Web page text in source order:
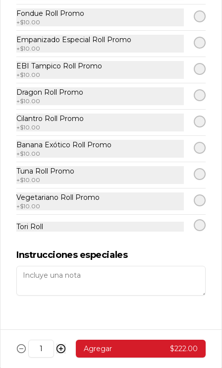
Atún, masago, salsa dinamita, cebollín
Anguila, queso crema, pepino y salsa
$145.00
Camarones roca, aguacate, masago y
queso enchipotlado 1 pz.
Makis
Avocado Cucumber Roll
$139.00
Fondue Roll Promo
+$10.00
Empanizado Especial Roll Promo
+$10.00
EBI Tampico Roll Promo
+$10.00
Dragon Roll Promo
+$10.00
Cilantro Roll Promo
+$10.00
Banana Exótico Roll Promo
+$10.00
Tuna Roll Promo
+$10.00
Vegetariano Roll Promo
+$10.00
Tori Roll
Instrucciones especiales
Agregar $222.00